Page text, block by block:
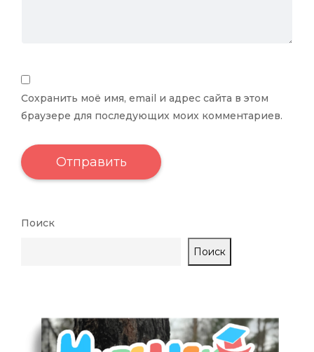
Сохранить моё имя, email и адрес сайта в этом
браузере для последующих моих комментариев.
Поиск
Поиск